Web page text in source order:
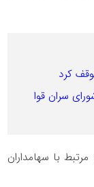
کرد
سران قوا
با سهامداران